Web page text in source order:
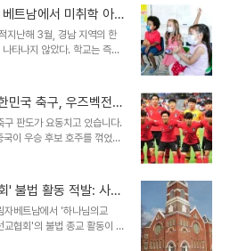
. 요르단, 일본에 맞선 저력
단은 '최강'으로 꼽히던 일본
비 조직력과 기민한 역습으
차기, 골키퍼의 활약일본은
두 번의 킥을 막아내며 가까
트남에서 미취학 아
지난해 3월, 경남 지역의 한
타나지 않았다. 학교는 즉시
연해졌다. 장기간 소재 파악
은 주호치민대한민국총영사
위한 험난한 여정을 시작했다.
길경찰은 주호치민대한민국
협력을 요청했다. 담당 영사
떨어진 A군의 주거지를 방문
..
민국 축구, 우즈벡전
판도가 요동치고 있습니다.
이 우승 후보 호주를 꺾었고,
어삼켰습니다. 라이벌 일본은
하는 사이, ‘아시아의 맹
한 생존 신고를 해야 할 처지
다가장 충격적인 반란은 중국
4’로 분류되며 최약체 취급
일 D조 2차전에서 우승 후보
' 불법 활동 적발: 사회
자베트남에서 '하나님의교
협회'의 불법 종교 활동이 현
의 보도에 따르면, 푸토성